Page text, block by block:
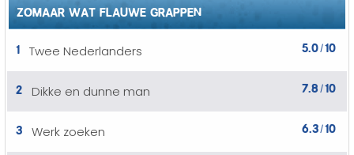
ZOMAAR WAT FLAUWE GRAPPEN
1 Twee Nederlanders 5.0/10
2 Dikke en dunne man 7.8 /10
3 Werk zoeken 6.3/10